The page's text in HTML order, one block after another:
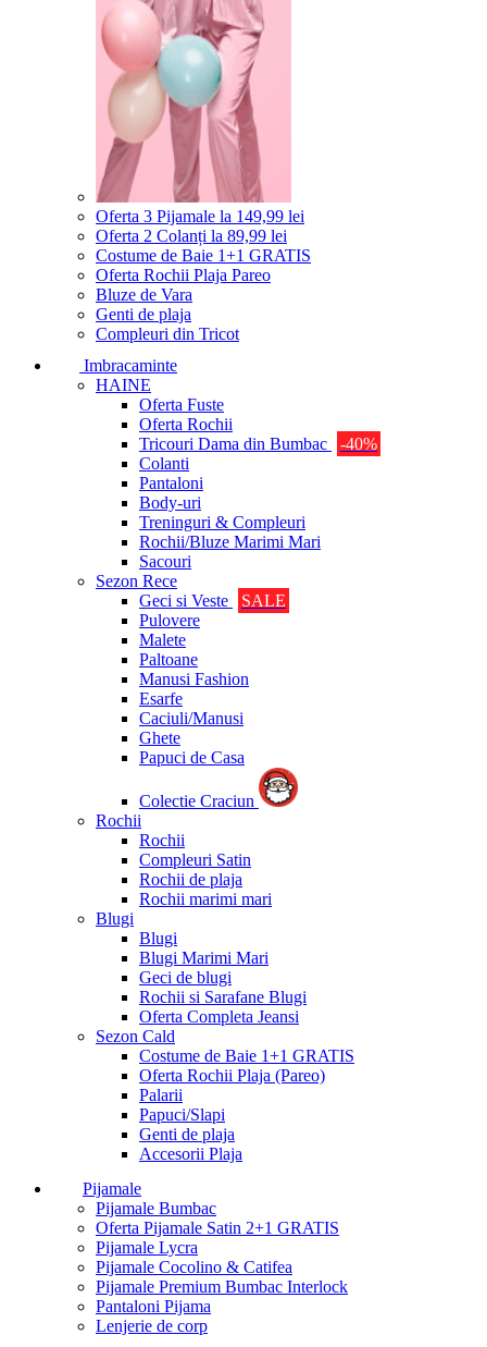
Oferta 3 Pijamale la 149,99 lei
Oferta 2 Colanți la 89,99 lei
Costume de Baie 1+1 GRATIS
Oferta Rochii Plaja Pareo
Bluze de Vara
Genti de plaja
Compleuri din Tricot
Imbracaminte
HAINE
Oferta Fuste
Oferta Rochii
Tricouri Dama din Bumbac
-40%
Colanti
Pantaloni
Body-uri
Treninguri & Compleuri
Rochii/Bluze Marimi Mari
Sacouri
Sezon Rece
Geci si Veste
SALE
Pulovere
Malete
Paltoane
Manusi Fashion
Esarfe
Caciuli/Manusi
Ghete
Papuci de Casa
Colectie Craciun
Rochii
Rochii
Compleuri Satin
Rochii de plaja
Rochii marimi mari
Blugi
Blugi
Blugi Marimi Mari
Geci de blugi
Rochii si Sarafane Blugi
Oferta Completa Jeansi
Sezon Cald
Costume de Baie 1+1 GRATIS
Oferta Rochii Plaja (Pareo)
Palarii
Papuci/Slapi
Genti de plaja
Accesorii Plaja
Pijamale
Pijamale Bumbac
Oferta Pijamale Satin 2+1 GRATIS
Pijamale Lycra
Pijamale Cocolino & Catifea
Pijamale Premium Bumbac Interlock
Pantaloni Pijama
Lenjerie de corp